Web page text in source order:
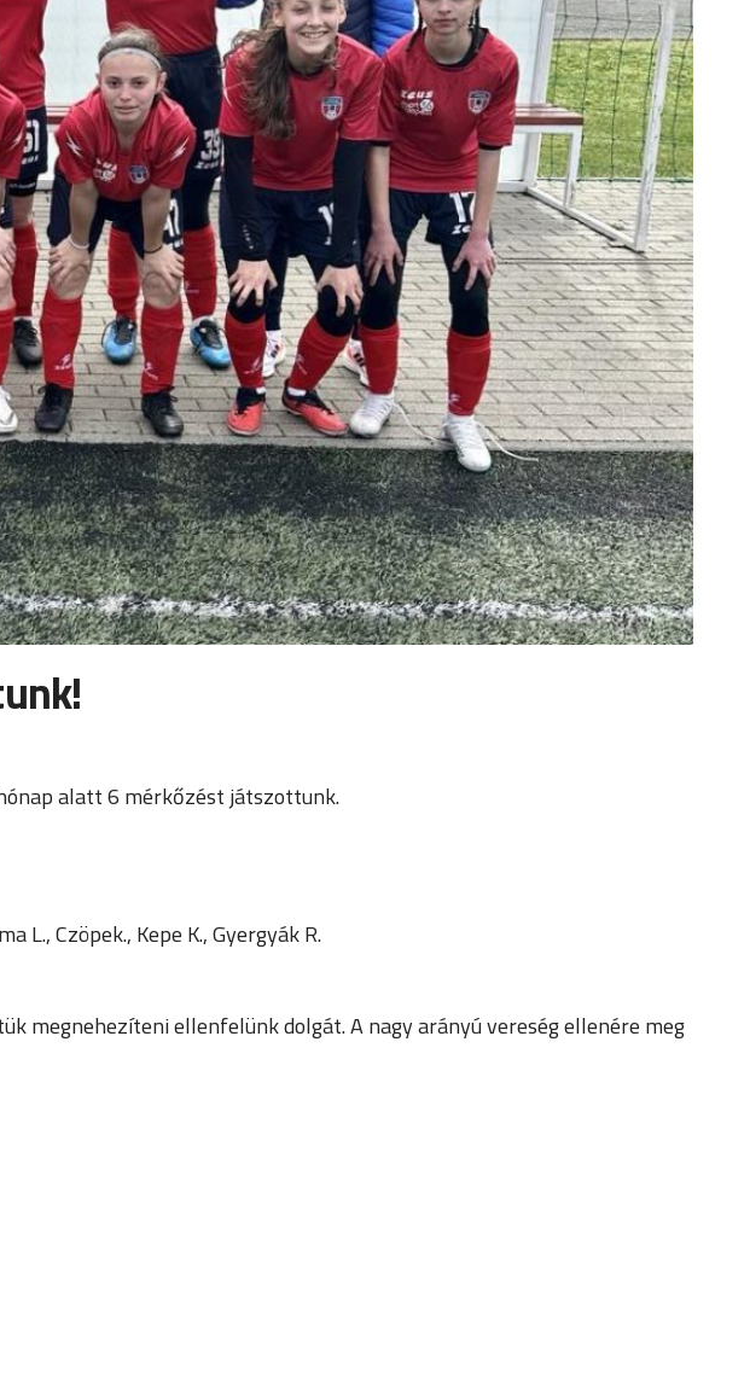
alatt 6 mérkőzést játszottunk.
L., Czöpek., Kepe K., Gyergyák R.
megnehezíteni ellenfelünk dolgát. A nagy arányú vereség ellenére meg